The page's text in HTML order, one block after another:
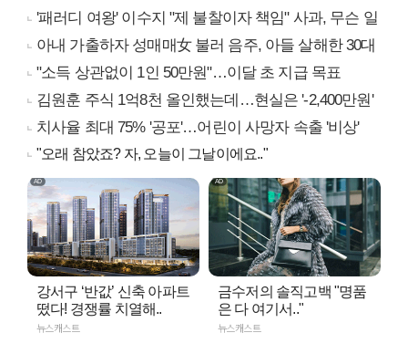
'패러디 여왕' 이수지 "제 불찰이자 책임" 사과, 무슨 일
아내 가출하자 성매매女 불러 음주, 아들 살해한 30대
"소득 상관없이 1인 50만원"…이달 초 지급 목표
김원훈 주식 1억8천 올인했는데…현실은 '-2,400만원'
치사율 최대 75% '공포'…어린이 사망자 속출 '비상'
"오래 참았죠? 자, 오늘이 그날이에요.."
강서구 ‘반값’ 신축 아파트
떴다! 경쟁률 치열해..
뉴스캐스트
금수저의 솔직고백 "명품
은 다 여기서.."
뉴스캐스트